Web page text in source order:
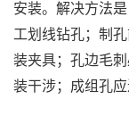
安装。解决方法
工划线钻孔；制
装夹具；孔边毛
装干涉；成组孔